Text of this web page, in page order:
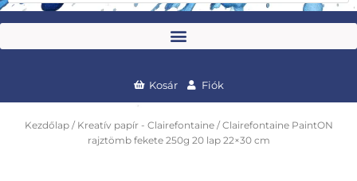
Kosár Fiók
Kezdőlap/ Kreatív papír - Clairefontaine/ Clairefontaine PaintON
rajztömb fekete 250g 20 lap 22×30 cm